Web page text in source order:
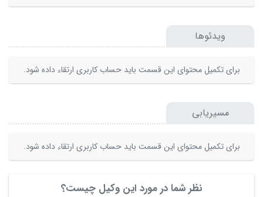
ویدئوها
برای تکمیل محتوای این قسمت باید حساب کاربری ارتقاء داده شود.
مسیریابی
برای تکمیل محتوای این قسمت باید حساب کاربری ارتقاء داده شود.
نظر شما در مورد این وکیل چیست؟